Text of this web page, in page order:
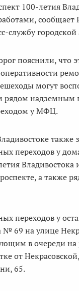
100-летия
сообщает
службу
пояснили, что
могут
рядом надземным
у МФЦ.
также
переходов у
а также
переходов у
69 на улице
в очереди на
от
65.